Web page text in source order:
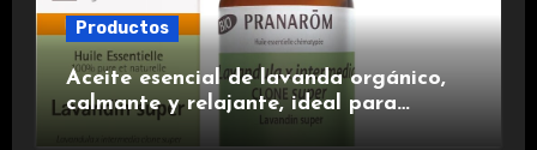
Productos
Aceite esencial de lavanda orgánico,
calmante y relajante, ideal para